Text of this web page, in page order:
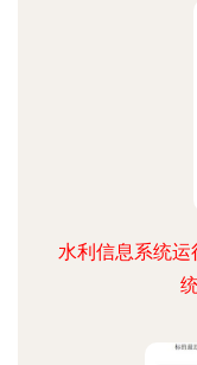
水利信息系统运